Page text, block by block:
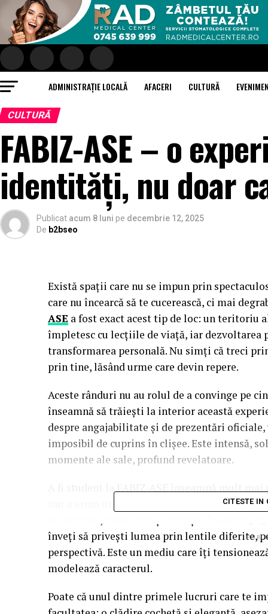
ADMINISTRAȚIE LOCALĂ AFACERI CULTURĂ
CULTURĂ
FABIZ-ASE – o
identități, nu doar
Publicat acum 8 luni pe decembrie 12, 2025
De b2bseo
Există spații care nu se impun prin
care nu încearcă să te cucerească, ci mai
ASE a fost exact acest tip de loc: un teritoriu
împletesc cu lecțiile de viață, iar dezvoltarea
transformarea personală. Nu simți că treci
prin tine, lăsând urme care devin repere.
Aceste rânduri nu au rolul de a convinge pe
înseamnă să trăiești la interior această
despre angajabilitate și de prezentări
imposibil de cuprins în clișee. Este intensă,
momente ale sale, profund revelatoare.
sau a urma un curriculum riguros.
înveți să privești lumea prin lentile diferite,
perspectivă. Este un mediu care îți
modelează caracterul.
Poate că unul dintre primele lucruri care te
CITESTE IN